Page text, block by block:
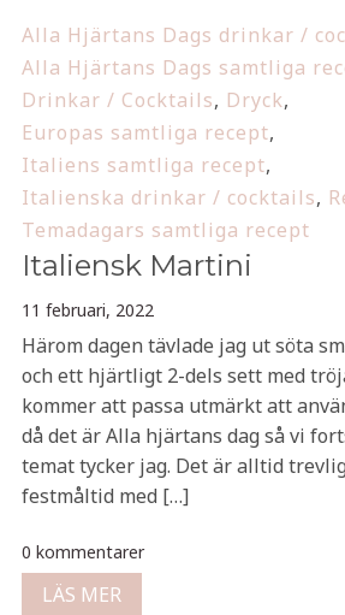
Alla Hjärtans Dags drinkar /
Alla Hjärtans Dags samtliga
Drinkar / Cocktails, Dryck,
Europas samtliga recept,
Italiens samtliga recept,
Italienska drinkar / cocktails,
Temadagars samtliga recept
Italiensk Martini
11 februari, 2022
Härom dagen tävlade jag ut söta
och ett hjärtligt 2-dels sett med
kommer att passa utmärkt att
då det är Alla hjärtans dag så vi
temat tycker jag. Det är alltid
festmåltid med […]
0 kommentarer
LÄS MER